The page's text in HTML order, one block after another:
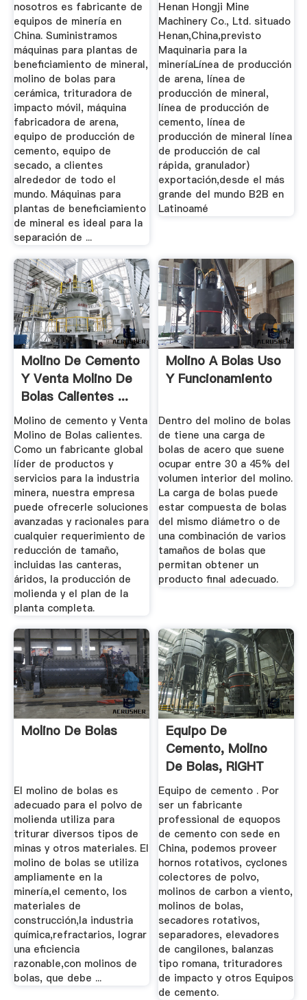
nosotros es fabricante de
equipos de minería en
China. Suministramos
máquinas para plantas de
beneficiamiento de mineral,
molino de bolas para
cerámica, trituradora de
impacto móvil, máquina
fabricadora de arena,
equipo de producción de
cemento, equipo de
secado, a clientes
alrededor de todo el
mundo. Máquinas para
plantas de beneficiamiento
de mineral es ideal para la
separación de ...
Henan Hongji Mine
Machinery Co., Ltd. situado
Henan,China,previsto
Maquinaria para la
mineríaLínea de producción
de arena, línea de
producción de mineral,
línea de producción de
cemento, línea de
producción de mineral línea
de producción de cal
rápida, granulador)
exportación,desde el más
grande del mundo B2B en
Latinoamé
Molino De Cemento
Y Venta Molino De
Bolas Calientes ...
Molino de cemento y Venta
Molino de Bolas calientes.
Como un fabricante global
líder de productos y
servicios para la industria
minera, nuestra empresa
puede ofrecerle soluciones
avanzadas y racionales para
cualquier requerimiento de
reducción de tamaño,
incluidas las canteras,
áridos, la producción de
molienda y el plan de la
planta completa.
Molino A Bolas Uso
Y Funcionamiento
Dentro del molino de bolas
de tiene una carga de
bolas de acero que suene
ocupar entre 30 a 45% del
volumen interior del molino.
La carga de bolas puede
estar compuesta de bolas
del mismo diámetro o de
una combinación de varios
tamaños de bolas que
permitan obtener un
producto final adecuado.
Molino De Bolas
El molino de bolas es
adecuado para el polvo de
molienda utiliza para
triturar diversos tipos de
minas y otros materiales. El
molino de bolas se utiliza
ampliamente en la
minería,el cemento, los
materiales de
construcción,la industria
química,refractarios, lograr
una eficiencia
razonable,con molinos de
bolas, que debe ...
Equipo De
Cemento, Molino
De Bolas, RIGHT
Elevador De ...
Equipo de cemento . Por
ser un fabricante
professional de equopos
de cemento con sede en
China, podemos proveer
hornos rotativos, cyclones
colectores de polvo,
molinos de carbon a viento,
molinos de bolas,
secadores rotativos,
separadores, elevadores
de cangilones, balanzas
tipo romana, trituradores
de impacto y otros Equipos
de cemento.